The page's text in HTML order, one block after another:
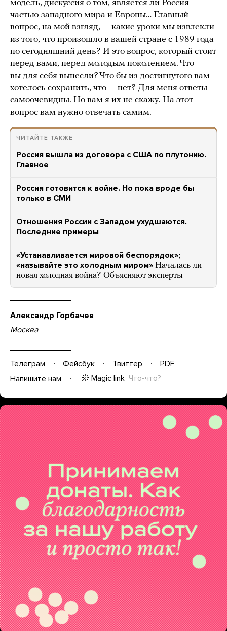
модель, дискуссия о том, является ли Россия
частью западного мира и Европы… Главный
вопрос, на мой взгляд, — какие уроки мы извлекли
из того, что произошло в вашей стране с 1989 года
по сегодняшний день? И это вопрос, который стоит
перед вами, перед молодым поколением. Что
вы для себя вынесли? Что бы из достигнутого вам
хотелось сохранить, что — нет? Для меня ответы
самоочевидны. Но вам я их не скажу. На этот
вопрос вам нужно отвечать самим.
ЧИТАЙТЕ ТАКЖЕ
Россия вышла из договора с США по плутонию.
Главное
Россия готовится к войне. Но пока вроде бы
только в СМИ
Отношения России с Западом ухудшаются.
Последние примеры
«Устанавливается мировой беспорядок»;
«называйте это холодным миром» Началась ли
новая холодная война? Объясняют эксперты
Александр Горбачев
Москва
Телеграм Фейсбук Твиттер
PDF
Напишите нам
Magic link Что-что?